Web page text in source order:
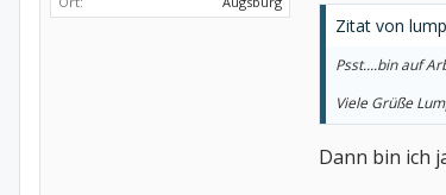
Zitat von
Psst....bin auf
Viele Grüße
Dann bin ich